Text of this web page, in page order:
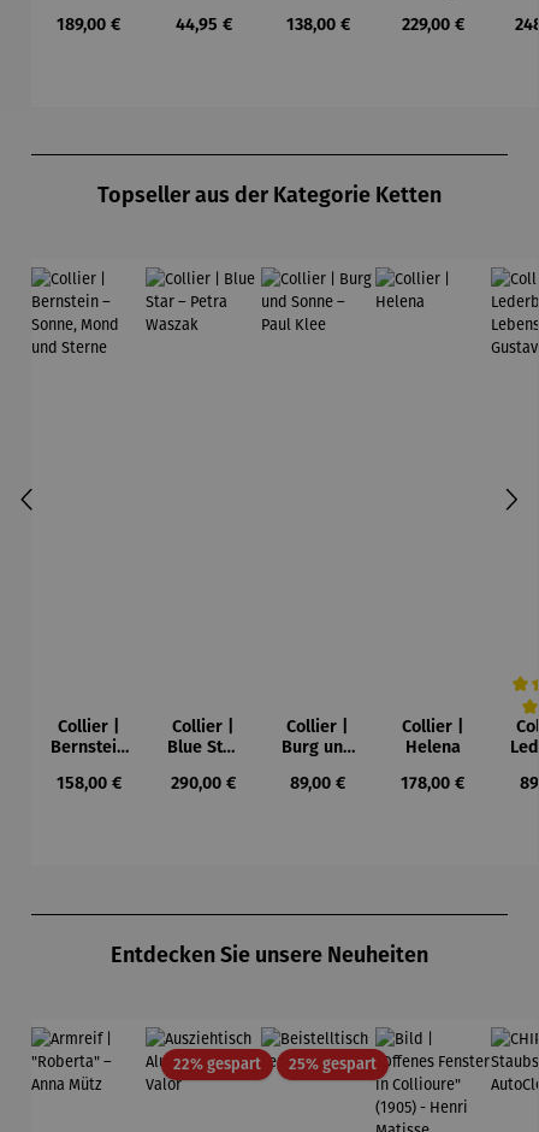
en
Regulärer Preis:
189,00 €
"Sternzeic
Regulärer Preis:
44,95 €
en –
Regulärer Preis:
138,00 €
Sternbild
Regulärer Preis:
229,00 €
|
Topseller aus der Kategorie Ketten
Collier |
Bernstein
Mond und
Regulärer Preis:
158,00 €
Collier |
Blue Star
Waszak
Regulärer Preis:
290,00 €
Collier |
Burg und
Paul Klee
Regulärer Preis:
89,00 €
Collier |
Helena
Regulärer Preis:
178,00 €
Entdecken Sie unsere Neuheiten
22% gespartRabatt25% gespartRabatt